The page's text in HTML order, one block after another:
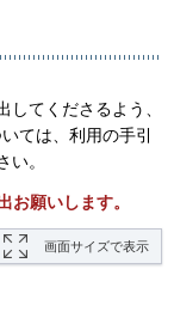
てくださるよう、
ては、利用の手引
い。
願いします。
画面サイズで表示